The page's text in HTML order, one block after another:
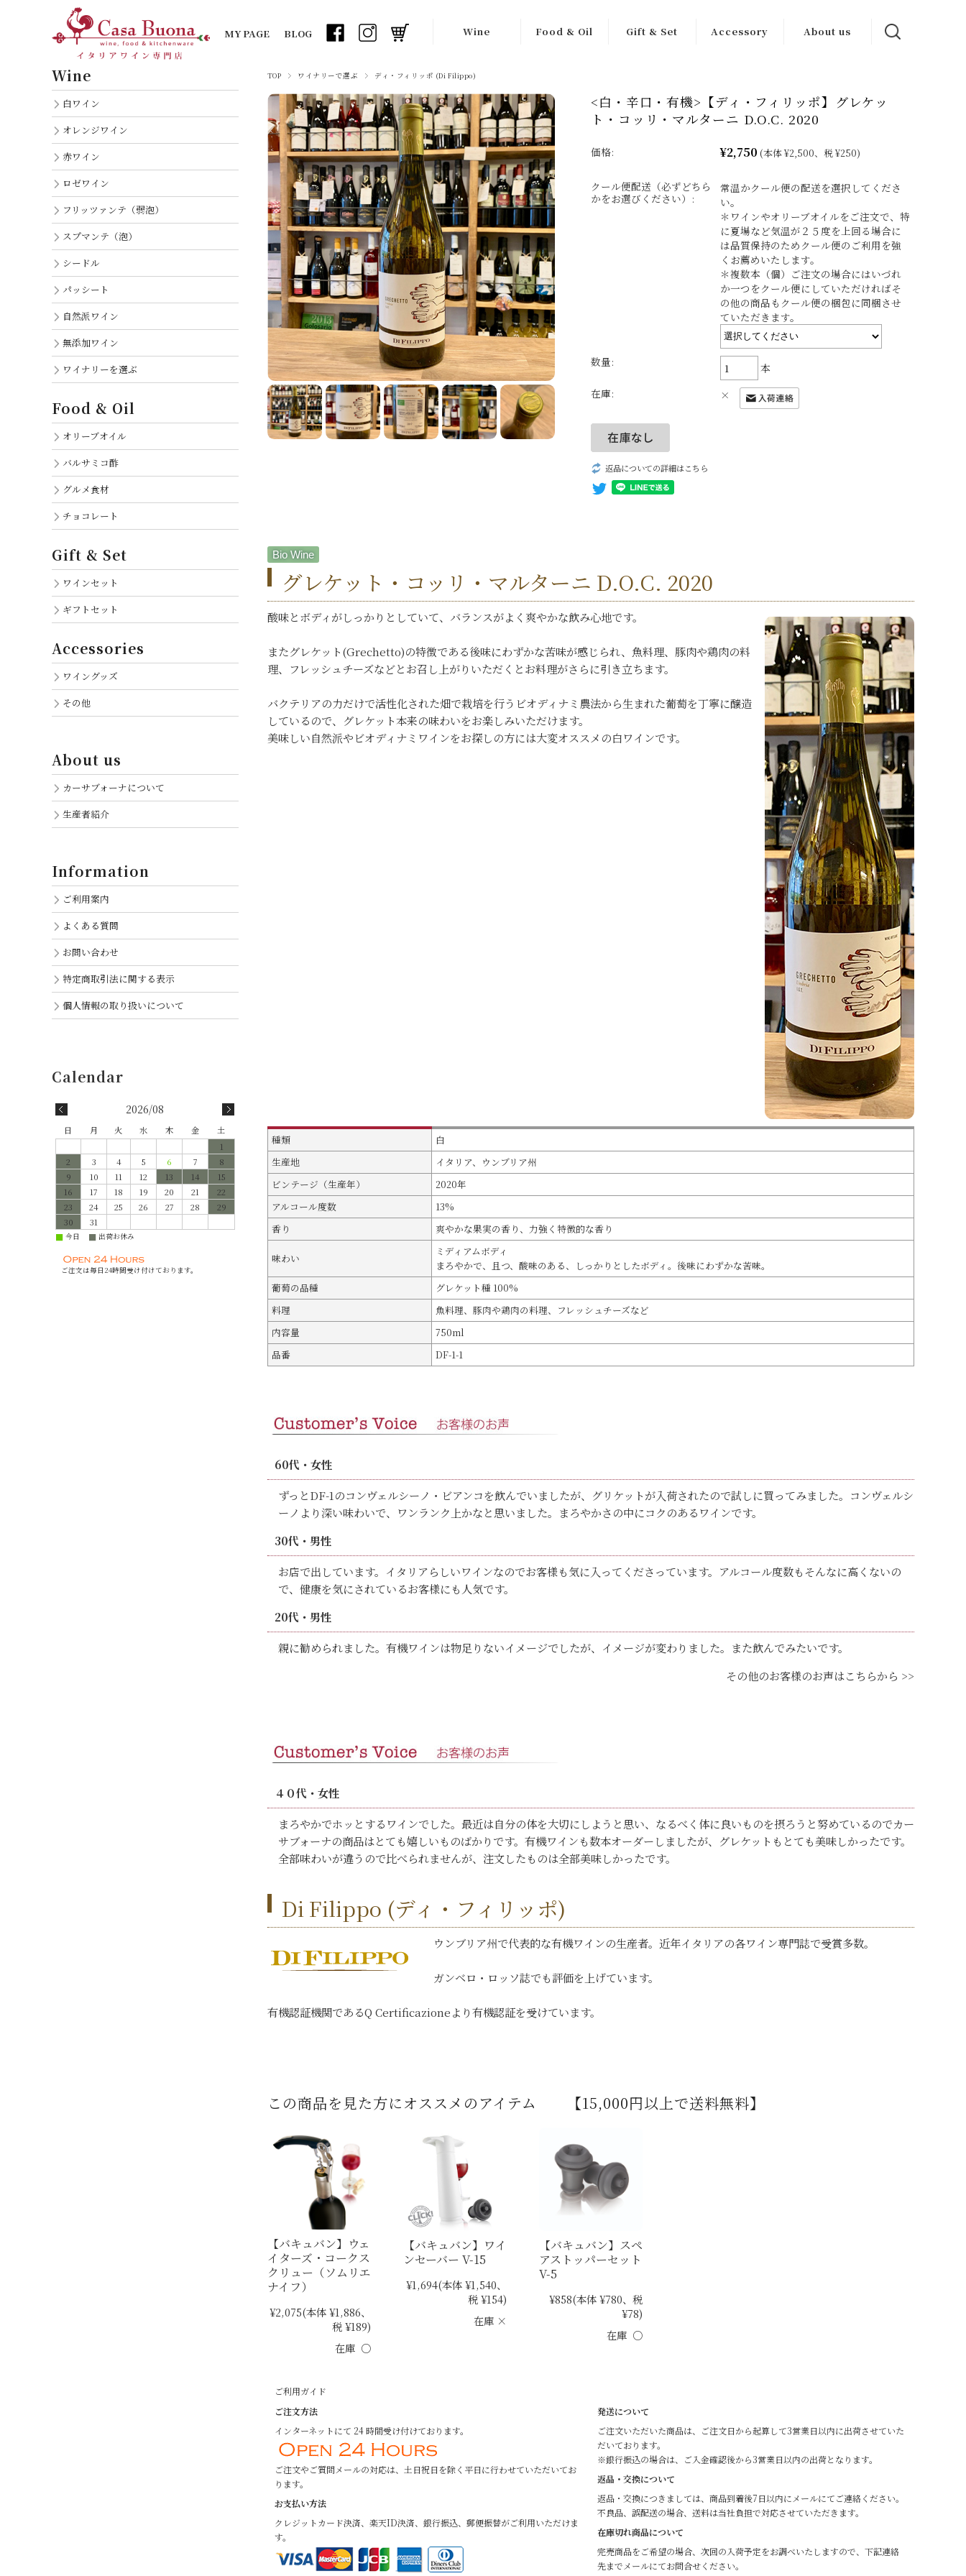
MY PAGE BLOG Wine
オレンジワイン
赤ワイン
ロゼワイン
フリッツァンテ
（弱泡）
スプマンテ
（泡）
シードル
パッシート
自然派ワイン
無添加ワイン
生産者一覧
Food & Oil
バルサミコ酢
瓶詰め食材
チョコレート
生産者一覧
Gift & Set
ギフトセット
Accessory
その他
About us
生産者一覧
TOP ワイナリーで選ぶ ディ・フィリッポ (Di Filippo)
<白・辛口・有機>【ディ・フィリッポ】グレケッ
ト・コッリ・マルターニ D.O.C. 2020
価格: ¥2,750 (本体 ¥2,500、税 ¥250)
クール便配送（必ずどちら
かをお選びください）:
常温かクール便の配送を選択してくださ
い。
＊ワインやオリーブオイルをご注文で、特
に夏場など気温が２５度を上回る場合に
は品質保持のためクール便のご利用を強
くお薦めいたします。
＊複数本（個）ご注文の場合にはいづれ
か一つをクール便にしていただければそ
の他の商品もクール便の梱包に同梱させ
ていただきます。
数量:
本
在庫:
×
返品についての詳細はこちら
Bio Wine
グレケット・コッリ・マルターニ D.O.C. 2020
酸味とボディがしっかりとしていて、バランスがよく爽やかな飲み心地です。
またグレケット(Grechetto)の特徴である後味にわずかな苦味が感じられ、魚料理、豚肉や鶏肉の料
理、フレッシュチーズなどとお召し上がりいただくとお料理がさらに引き立ちます。
バクテリアの力だけで活性化された畑で栽培を行うビオディナミ農法から生まれた葡萄を丁寧に醸造
しているので、グレケット本来の味わいをお楽しみいただけます。
美味しい自然派やビオディナミワインをお探しの方には大変オススメの白ワインです。
種類
白
生産地
イタリア、ウンブリア州
ビンテージ（生産年）
2020年
アルコール度数
13%
香り
爽やかな果実の香り、力強く特徴的な香り
味わい
ミディアムボディ
まろやかで、且つ、酸味のある、しっかりとしたボディ。後味にわずかな苦味。
葡萄の品種
グレケット種 100%
料理
魚料理、豚肉や鶏肉の料理、フレッシュチーズなど
内容量
750ml
品番
DF-1-1
60代・女性
ずっとDF-1のコンヴェルシーノ・ビアンコを飲んでいましたが、グリケットが入荷されたので試しに買ってみました。コンヴェルシ
ーノより深い味わいで、ワンランク上かなと思いました。まろやかさの中にコクのあるワインです。
30代・男性
お店で出しています。イタリアらしいワインなのでお客様も気に入ってくださっています。アルコール度数もそんなに高くないの
で、健康を気にされているお客様にも人気です。
20代・男性
親に勧められました。有機ワインは物足りないイメージでしたが、イメージが変わりました。また飲んでみたいです。
その他のお客様のお声はこちらから >>
４０代・女性
まろやかでホッとするワインでした。最近は自分の体を大切にしようと思い、なるべく体に良いものを摂ろうと努めているのでカー
サブォーナの商品はとても嬉しいものばかりです。有機ワインも数本オーダーしましたが、グレケットもとても美味しかったです。
全部味わいが違うので比べられませんが、注文したものは全部美味しかったです。
Di Filippo (ディ・フィリッポ)
ウンブリア州で代表的な有機ワインの生産者。近年イタリアの各ワイン専門誌で受賞多数。
ガンベロ・ロッソ誌でも評価を上げています。
有機認証機関であるQ Certificazioneより有機認証を受けています。
この商品を見た方にオススメのアイテム 【15,000円以上で送料無料】
【バキュバン】ウェ
イターズ・コークス
クリュー（ソムリエ
ナイフ）
¥2,075(本体 ¥1,886、
税 ¥189)
在庫 ○
【バキュバン】ワイ
ンセーバー V-15
¥1,694(本体 ¥1,540、
税 ¥154)
在庫 ×
【バキュバン】スペ
アストッパーセット
V-5
¥858(本体 ¥780、税
¥78)
在庫 ○
ご利用ガイド
ご注文方法
インターネットにて 24 時間受け付けております。
ご注文やご質問メールの対応は、土日祝日を除く平日に行わせていただいてお
ります。
お支払い方法
クレジットカード決済、楽天ID決済、銀行振込、郵便振替がご利用いただけま
す。
発送について
ご注文いただいた商品は、ご注文日から起算して3営業日以内に出荷させていた
だいております。
※銀行振込の場合は、ご入金確認後から3営業日以内の出荷となります。
返品・交換について
返品・交換につきましては、商品到着後7日以内にメールにてご連絡ください。
不良品、誤配送の場合、送料は当社負担で対応させていただきます。
在庫切れ商品について
完売商品をご希望の場合、次回の入荷予定をお調べいたしますので、下記連絡
先までメールにてお問合せください。
Wine
白ワイン
オレンジワイン
赤ワイン
ロゼワイン
フリッツァンテ（弱泡）
スプマンテ（泡）
シードル
パッシート
自然派ワイン
無添加ワイン
ワイナリーを選ぶ
Food & Oil
オリーブオイル
バルサミコ酢
グルメ食材
チョコレート
Gift & Set
ワインセット
ギフトセット
Accessories
ワイングッズ
その他
About us
カーサブォーナについて
生産者紹介
Information
ご利用案内
よくある質問
お問い合わせ
特定商取引法に関する表示
個人情報の取り扱いについて
2026/08
日 月 火 水 木 金
土
1
2
3 4 5 6 7
8
9
10 11 12 13 14
15
16
17 18 19 20 21
22
23
24 25 26 27 28
29
30
31
■ 今日 ■ 出荷お休み
ご注文は毎日24時間受け付けております。